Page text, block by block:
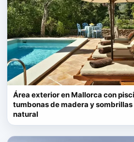
Área exterior en Mallorca con
tumbonas de madera y
natural